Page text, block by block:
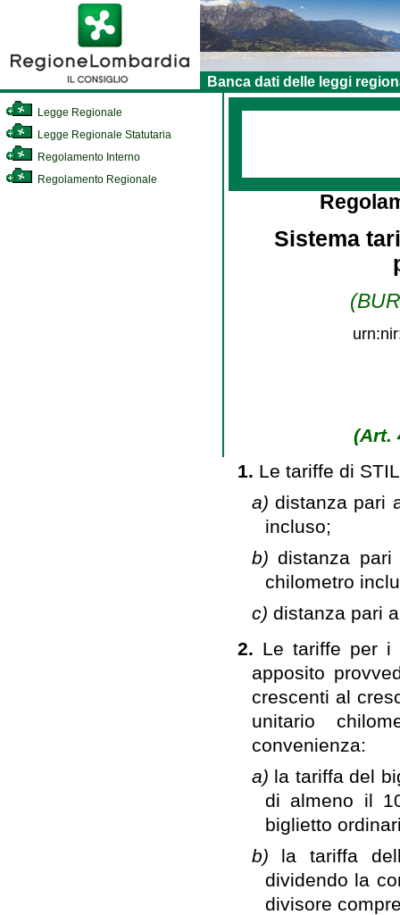
Banca dati delle leggi
Legge Regionale
Legge Regionale Statutaria
Regolamento Interno
Regolamento Regionale
Sistema
(Art.
1. Le tariffe di
a)distanza pari
incluso;
b)distanza
chilometro
c) distanza pari
2. Le tariffe per
apposito
crescenti al
unitario
convenienza:
a) la tariffa del
di almeno il
biglietto
b) la tariffa
dividendo la
divisore